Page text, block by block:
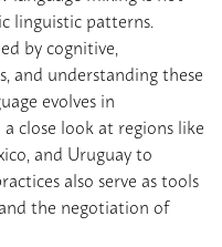
linguistic patterns.
by cognitive,
and understanding these
evolves in
close look at regions like
and Uruguay to
also serve as tools
the negotiation of